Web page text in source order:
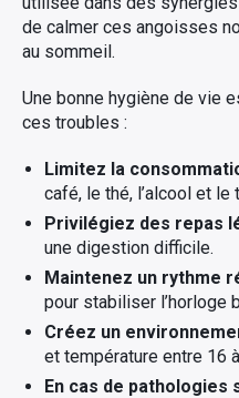
de calmer ces angoisses
au sommeil.
Une bonne hygiène de vie
ces troubles :
Limitez la
café, le thé, l’alcool et le
Privilégiez des repas
une digestion difficile.
Maintenez un rythme
pour stabiliser l’horloge
Créez un
et température entre 16 à
En cas de pathologies